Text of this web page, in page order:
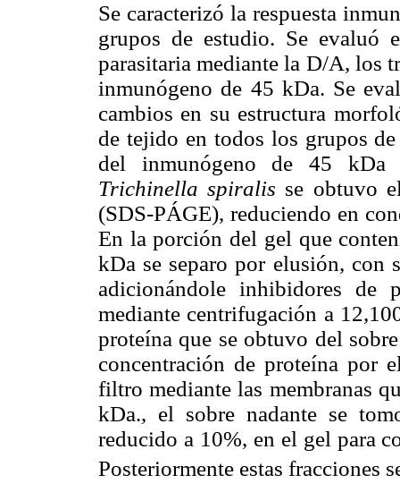
Se caracterizó la respuesta
grupos de estudio. Se evaluó
parasitaria mediante la D/A, los
inmunógeno de 45 kDa. Se
cambios en su estructura
de tejido en todos los grupos
del inmunógeno de 45 kDa
Trichinella spiralis se obtuvo
(SDS-PÁGE), reduciendo en
En la porción del gel que
kDa se separo por elusión,
adicionándole inhibidores de
mediante centrifugación a
proteína que se obtuvo del
concentración de proteína por
filtro mediante las membranas
kDa., el sobre nadante se
reducido a 10%, en el gel para
Posteriormente estas fracciones